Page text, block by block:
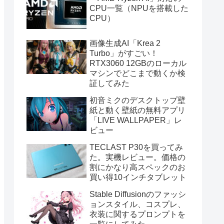
CPU一覧（NPUを搭載した
CPU）
画像生成AI「Krea 2
Turbo」がすごい！
RTX3060 12GBのローカル
マシンでどこまで動くか検
証してみた
初音ミクのデスクトップ壁
紙と動く壁紙の無料アプリ
「LIVE WALLPAPER」レ
ビュー
TECLAST P30を買ってみ
た。実機レビュー。価格の
割にかなり高スペックのお
買い得10インチタブレット
Stable Diffusionのファッシ
ョンスタイル、コスプレ、
衣装に関するプロンプトを